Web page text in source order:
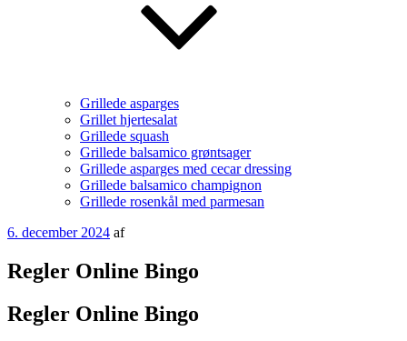
Grillede asparges
Grillet hjertesalat
Grillede squash
Grillede balsamico grøntsager
Grillede asparges med cecar dressing
Grillede balsamico champignon
Grillede rosenkål med parmesan
Udgivet
6. december 2024 af
Regler Online Bingo
Regler Online Bingo